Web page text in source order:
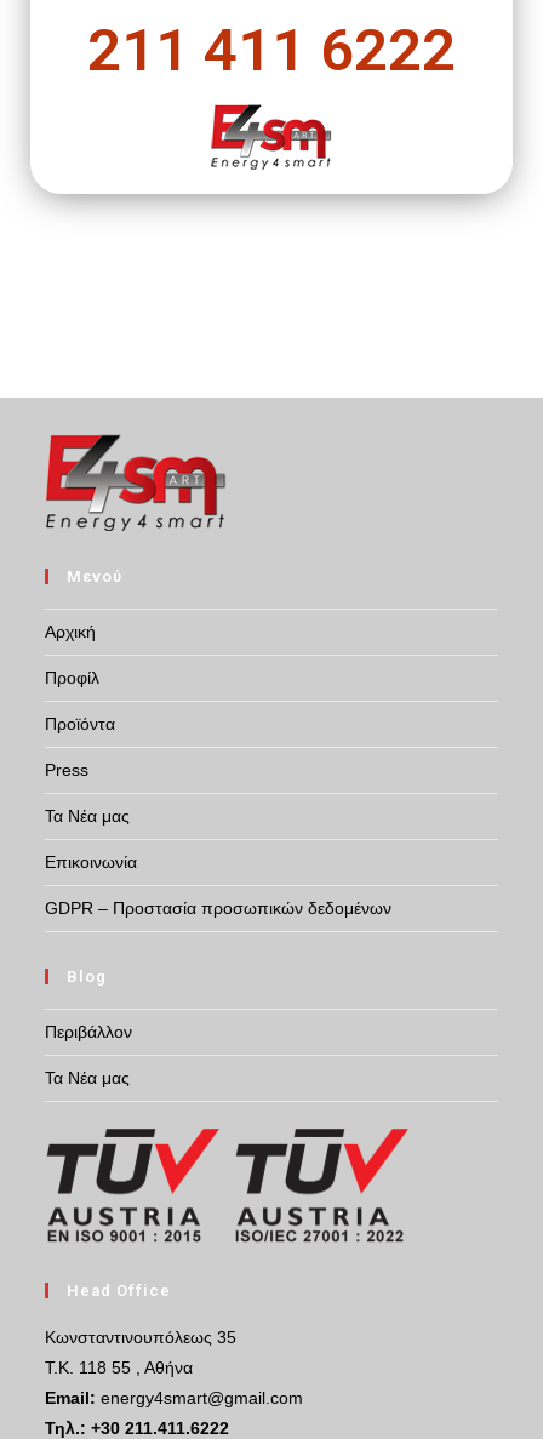
211 411 6222
Μενού
Αρχική
Προφίλ
Προϊόντα
Press
Τα Νέα μας
Επικοινωνία
GDPR – Προστασία προσωπικών δεδομένων
Blog
Περιβάλλον
Τα Νέα μας
Head Office
Κωνσταντινουπόλεως 35
Τ.Κ. 118 55 , Αθήνα
Email: energy4smart@gmail.com
Τηλ.: +30 211.411.6222